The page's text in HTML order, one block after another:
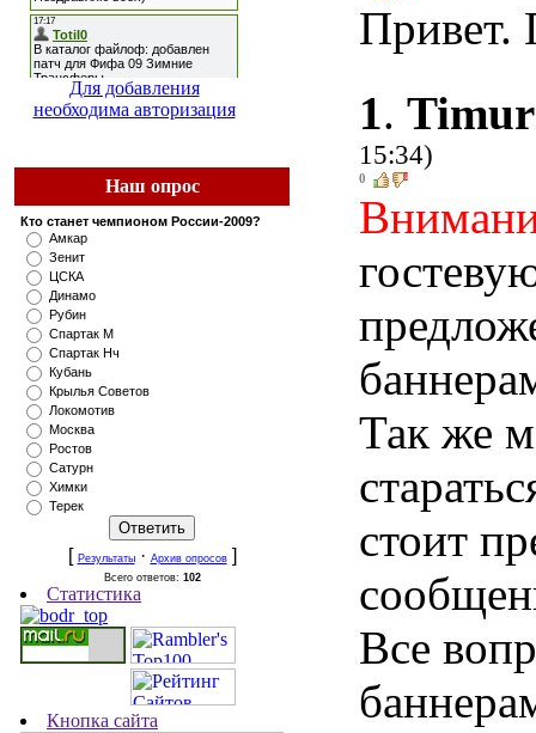
Для добавления
необходима авторизация
Наш опрос
Кто станет чемпионом России-2009?
Амкар
Зенит
ЦСКА
Динамо
Рубин
Спартак М
Спартак Нч
Кубань
Крылья Советов
Локомотив
Москва
Ростов
Сатурн
Химки
Терек
[ Результаты· Архив опросов]
Всего ответов: 102
Статистика
Кнопка сайта
Привет.
1. Timur
15:34)
0
Так же
стоит
Все